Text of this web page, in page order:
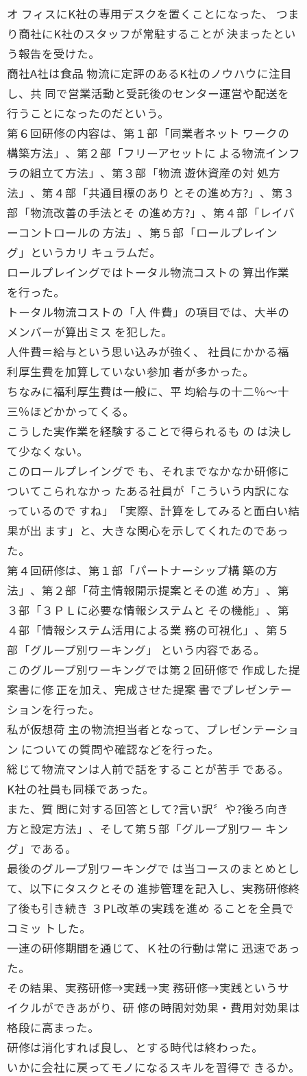
オ フィスにK社の専用デスクを置くことになった、 つま
り商社にK社のスタッフが常駐することが 決まったとい
う報告を受けた。
商社A社は食品 物流に定評のあるK社のノウハウに注目
し、共 同で営業活動と受託後のセンター運営や配送を
行うことになったのだという。
第６回研修の内容は、第１部「同業者ネット ワークの
構築方法」、第２部「フリーアセットに よる物流インフ
ラの組立て方法」、第３部「物流 遊休資産の対 処方
法」、第４部「共通目標のあり とその進め方?」、第３
部「物流改善の手法とそ の進め方?」、第４部「レイバ
ーコントロールの 方法」、第５部「ロールプレイン
グ」というカリ キュラムだ。
ロールプレイングではトータル物流コストの 算出作業
を行った。
トータル物流コストの「人 件費」の項目では、大半の
メンバーが算出ミス を犯した。
人件費＝給与という思い込みが強く、 社員にかかる福
利厚生費を加算していない参加 者が多かった。
ちなみに福利厚生費は一般に、平 均給与の十二％〜十
三％ほどかかってくる。
こうした実作業を経験することで得られるも の は決し
て少なくない。
このロールプレイングで も、それまでなかなか研修に
ついてこられなかっ たある社員が「こういう内訳にな
っているので すね」「実際、計算をしてみると面白い結
果が出 ます」と、大きな関心を示してくれたのであっ
た。
第４回研修は、第１部「パートナーシップ構 築の方
法」、第２部「荷主情報開示提案とその進 め方」、第
３部「３ＰＬに必要な情報システムと その機能」、第
４部「情報システム活用による業 務の可視化」、第５
部「グループ別ワーキング」 という内容である。
このグループ別ワーキングでは第２回研修で 作成した提
案書に修 正を加え、完成させた提案 書でプレゼンテー
ションを行った。
私が仮想荷 主の物流担当者となって、プレゼンテーショ
ン についての質問や確認などを行った。
総じて物流マンは人前で話をすることが苦手 である。
K社の社員も同様であった。
また、質 問に対する回答として?言い訳〞や?後ろ向き
方と設定方法」、そして第５部「グループ別ワー キン
グ」である。
最後のグループ別ワーキングで は当コースのまとめとし
て、以下にタスクとその 進捗管理を記入し、実務研修終
了後も引き続き ３PL改革の実践を進め ることを全員で
コミッ トした。
一連の研修期間を通じて、Ｋ社の行動は常に 迅速であっ
た。
その結果、実務研修→実践→実 務研修→実践というサ
イクルができあがり、研 修の時間対効果・費用対効果は
格段に高まった。
研修は消化すれば良し、とする時代は終わった。
いかに会社に戻ってモノになるスキルを習得で きるか。